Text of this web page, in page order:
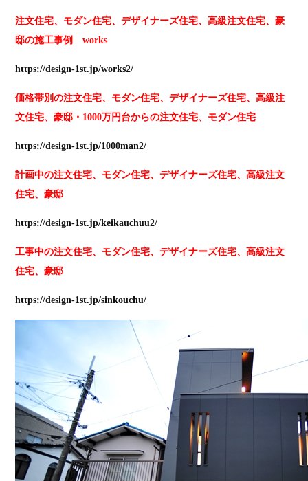
注文住宅、モダン住宅、デザイナーズ住宅、高級注文住宅、豪
邸の施工事例 works
https://design-1st.jp/works2/
価格帯別の注文住宅、モダン住宅、デザイナーズ住宅、高級注
文住宅、豪邸・1000万円台からの注文住宅、モダン住宅
https://design-1st.jp/1000man2/
計画中の注文住宅、モダン住宅、デザイナーズ住宅、高級注文
住宅、豪邸
https://design-1st.jp/keikauchuu2/
工事中の注文住宅、モダン住宅、デザイナーズ住宅、高級注文
住宅、豪邸
https://design-1st.jp/sinkouchu/